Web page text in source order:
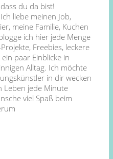
du da bist!
liebe meinen Job,
meine Familie, Kuchen
ich hier jede Menge
Freebies, leckere
paar Einblicke in
Alltag. Ich möchte
in dir wecken
Leben jede Minute
viel Spaß beim